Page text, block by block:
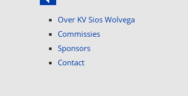
Over KV Sios Wolvega
Commissies
Sponsors
Contact